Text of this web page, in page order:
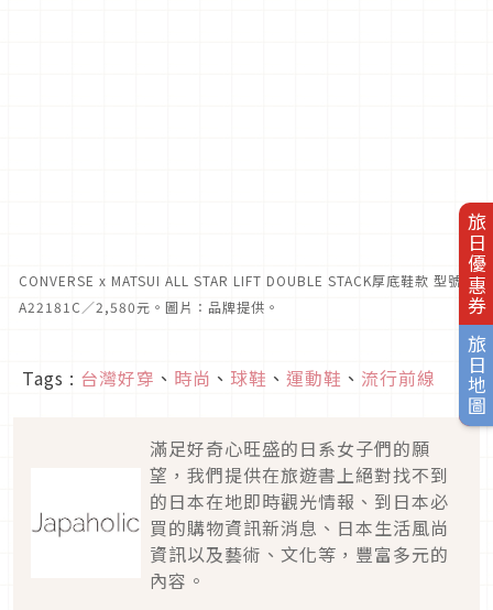
旅日優惠券
旅日地圖
CONVERSE x MATSUI ALL STAR LIFT DOUBLE STACK厚底鞋款 型號
A22181C／2,580元。圖片：品牌提供。
Tags : 台灣好穿 、 時尚 、 球鞋 、 運動鞋 、 流行前線
滿足好奇心旺盛的日系女子們的願
望，我們提供在旅遊書上絕對找不到
的日本在地即時觀光情報、到日本必
買的購物資訊新消息、日本生活風尚
資訊以及藝術、文化等，豐富多元的
內容。